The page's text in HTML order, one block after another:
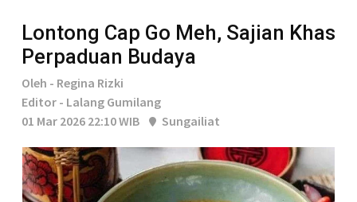
Lontong Cap Go Meh, Sajian Khas
Perpaduan Budaya
Oleh - Regina Rizki
Editor - Lalang Gumilang
01 Mar 2026 22:10 WIB
Sungailiat